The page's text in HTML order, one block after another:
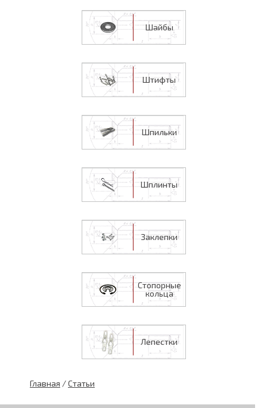
Шайбы
Штифты
Шпильки
Шплинты
Заклепки
Стопорные
кольца
Лепестки
Главная /Статьи